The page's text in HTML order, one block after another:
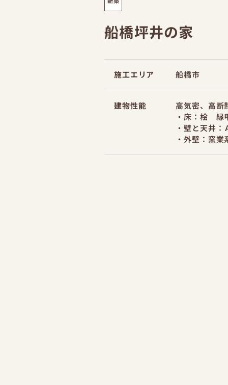
船橋坪井の家
施工エリア 船橋市
建物性能
高気密、高
・床：桧 縁
・壁と天井
・外壁：窯